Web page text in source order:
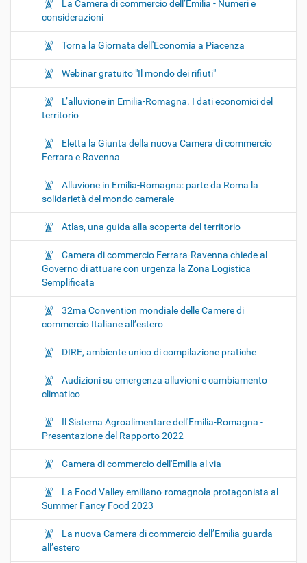
La Camera di commercio dell’Emilia - Numeri e
considerazioni
Torna la Giornata dell'Economia a Piacenza
Webinar gratuito "Il mondo dei rifiuti"
L’alluvione in Emilia-Romagna. I dati economici del
territorio
Eletta la Giunta della nuova Camera di commercio
Ferrara e Ravenna
Alluvione in Emilia-Romagna: parte da Roma la
solidarietà del mondo camerale
Atlas, una guida alla scoperta del territorio
Camera di commercio Ferrara-Ravenna chiede al
Governo di attuare con urgenza la Zona Logistica
Semplificata
32ma Convention mondiale delle Camere di
commercio Italiane all’estero
DIRE, ambiente unico di compilazione pratiche
Audizioni su emergenza alluvioni e cambiamento
climatico
Il Sistema Agroalimentare dell'Emilia-Romagna -
Presentazione del Rapporto 2022
Camera di commercio dell'Emilia al via
La Food Valley emiliano-romagnola protagonista al
Summer Fancy Food 2023
La nuova Camera di commercio dell’Emilia guarda
all’estero